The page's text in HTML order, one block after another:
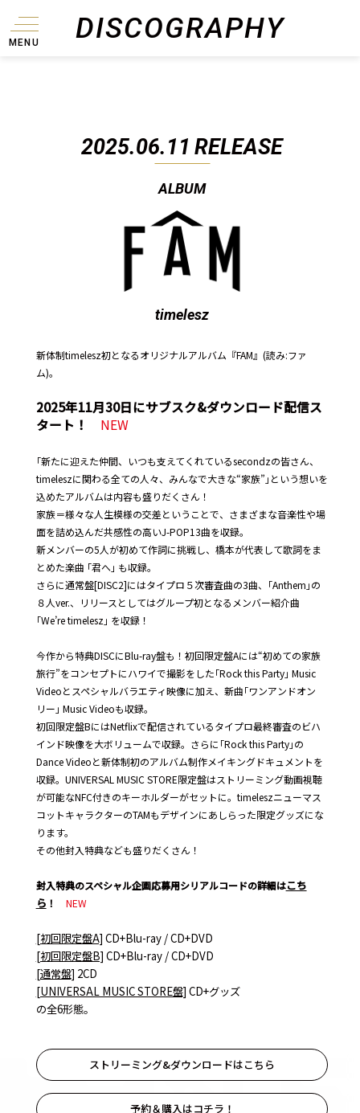
DISCOGRAPHY
MENU
2025.06.11 RELEASE
ALBUM
timelesz
新体制timelesz初となるオリジナルアルバム『FAM』(読み:ファ
ム)。
2025年11月30日にサブスク&ダウンロード配信ス
タート！
NEW
｢新たに迎えた仲間、いつも支えてくれているsecondzの皆さん、
timeleszに関わる全ての人々、みんなで大きな“家族”｣という想いを
込めたアルバムは内容も盛りだくさん！
家族＝様々な人生模様の交差ということで、さまざまな音楽性や場
面を詰め込んだ共感性の高いJ-POP13曲を収録。
新メンバーの5人が初めて作詞に挑戦し、橋本が代表して歌詞をま
とめた楽曲 ｢君へ｣ も収録。
さらに通常盤[DISC2]にはタイプロ５次審査曲の3曲、｢Anthem｣の
８人ver.、リリースとしてはグループ初となるメンバー紹介曲
｢We’re timelesz｣ を収録！
今作から特典DISCにBlu-ray盤も！初回限定盤Aには“初めての家族
旅行”をコンセプトにハワイで撮影をした｢Rock this Party｣ Music
Videoとスペシャルバラエティ映像に加え、新曲｢ワンアンドオン
リー｣ Music Videoも収録。
初回限定盤BにはNetflixで配信されているタイプロ最終審査のビハ
インド映像を大ボリュームで収録。さらに｢Rock this Party｣の
Dance Videoと新体制初のアルバム制作メイキングドキュメントを
収録。UNIVERSAL MUSIC STORE限定盤はストリーミング動画視聴
が可能なNFC付きのキーホルダーがセットに。timeleszニューマス
コットキャラクターのTAMもデザインにあしらった限定グッズにな
ります。
その他封入特典なども盛りだくさん！
封入特典のスペシャル企画応募用シリアルコードの詳細はこち
ら ！ NEW
[初回限定盤A] CD+Blu-ray / CD+DVD
[初回限定盤B] CD+Blu-ray / CD+DVD
[通常盤] 2CD
[UNIVERSAL MUSIC STORE盤] CD+グッズ
の全6形態。
ストリーミング&ダウンロードはこちら
予約＆購入はコチラ！